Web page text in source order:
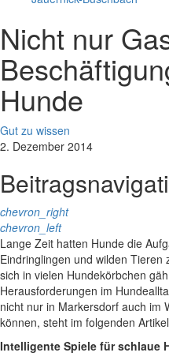
Nicht nur
Hunde
Gut zu wissen
2. Dezember 2014
chevron_right
chevron_left
Lange Zeit hatten Hunde die
Eindringlingen und wilden
sich in vielen Hundekörbchen
Herausforderungen im
nicht nur in Markersdorf auch im
können, steht im folgenden
Intelligente Spiele für schlaue